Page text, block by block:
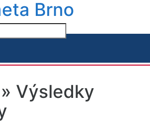
Brno
Výsledky